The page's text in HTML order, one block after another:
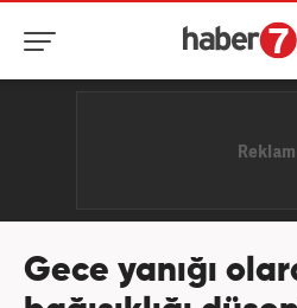
Gece yanığı